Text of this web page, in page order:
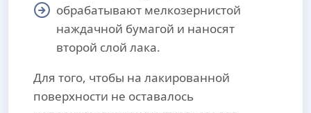
обрабатывают мелкозернистой
наждачной бумагой и наносят
второй слой лака.
Для того, чтобы на лакированной
поверхности не оставалось